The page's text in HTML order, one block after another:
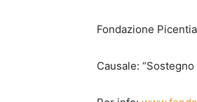
Fondazione
Causale: